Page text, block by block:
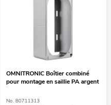
OMNITRONIC Boîtier combiné
pour montage en saillie PA argent
No. 80711313